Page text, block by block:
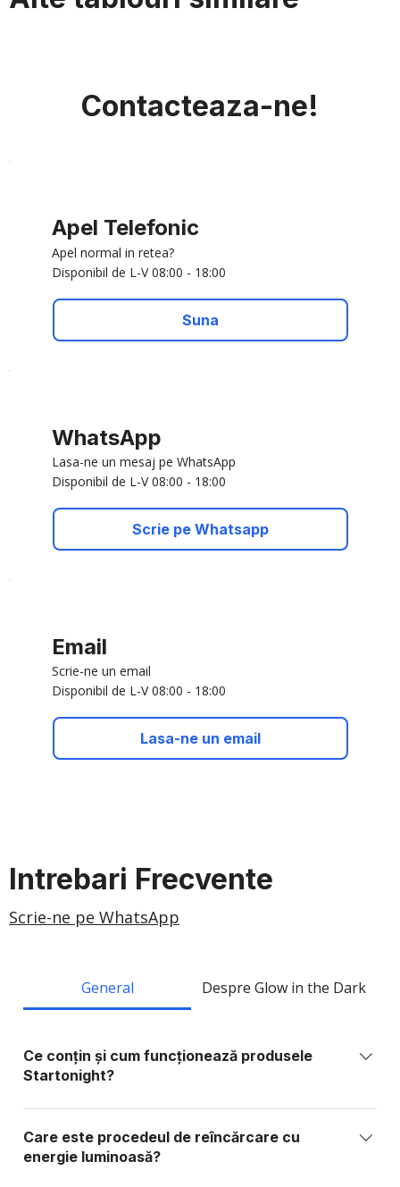
Contacteaza-ne!
Apel Telefonic
Apel normal in retea?
Disponibil de L-V 08:00 - 18:00
Suna
WhatsApp
Lasa-ne un mesaj pe WhatsApp
Disponibil de L-V 08:00 - 18:00
Scrie pe Whatsapp
Email
Scrie-ne un email
Disponibil de L-V 08:00 - 18:00
Lasa-ne un email
Intrebari Frecvente
Scrie-ne pe WhatsApp
General Despre Glow in the Dark
Ce conțin și cum funcționează produsele
Startonight?
Produsele Startonight sunt realizate din elemente
sintetice sau organice stabile, fără fosfor, plumb,
metale grele sau substanțe toxice. Ele conțin
Care este procedeul de reîncărcare cu
energie luminoasă?